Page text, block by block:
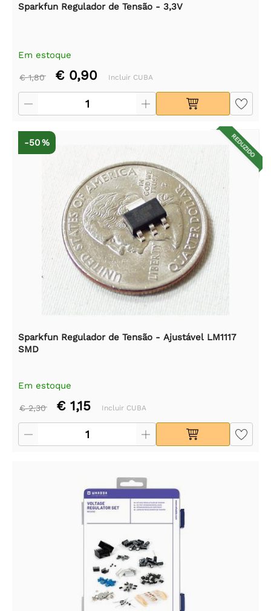
Sparkfun Regulador de Tensão - 3,3V
Em estoque
€ 1,80 € 0,90 Incluir CUBA
REDUZIDO
-50 %
Sparkfun Regulador de Tensão - Ajustável LM1117
SMD
Em estoque
€ 2,30 € 1,15 Incluir CUBA